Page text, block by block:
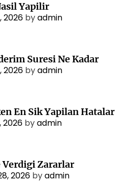
Yapilir
2026 byadmin
Suresi Ne Kadar
2026 byadmin
En Sik Yapilan Hatalar
2026 byadmin
Zararlar
2026 byadmin